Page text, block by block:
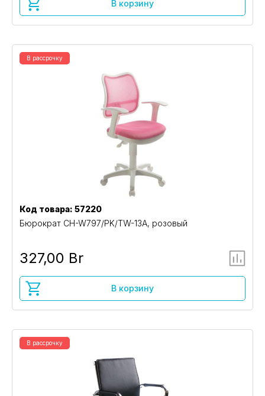
В корзину
В рассрочку
Код товара: 57220
Бюрократ CH-W797/PK/TW-13A, розовый
327,00 Br
В корзину
В рассрочку